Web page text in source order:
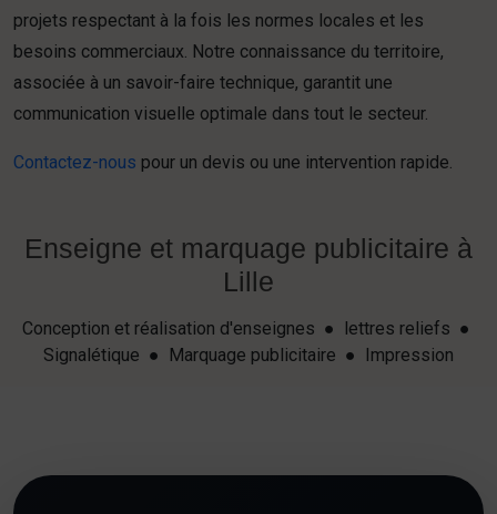
projets respectant à la fois les normes locales et les
besoins commerciaux. Notre connaissance du territoire,
associée à un savoir-faire technique, garantit une
communication visuelle optimale dans tout le secteur.
Contactez-nous pour un devis ou une intervention rapide.
Enseigne et marquage publicitaire à
Lille
Conception et réalisation d'enseignes ● lettres reliefs ●
Signalétique ● Marquage publicitaire ● Impression